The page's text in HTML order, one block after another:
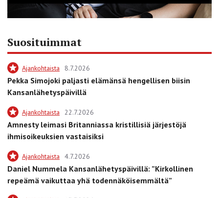
Suosituimmat
Ajankohtaista 8.7.2026
Pekka Simojoki paljasti elämänsä hengellisen biisin
Kansanlähetyspäivillä
Ajankohtaista 22.7.2026
Amnesty leimasi Britanniassa kristillisiä järjestöjä
ihmisoikeuksien vastaisiksi
Ajankohtaista 4.7.2026
Daniel Nummela Kansanlähetyspäivillä: ”Kirkollinen
repeämä vaikuttaa yhä todennäköisemmältä”